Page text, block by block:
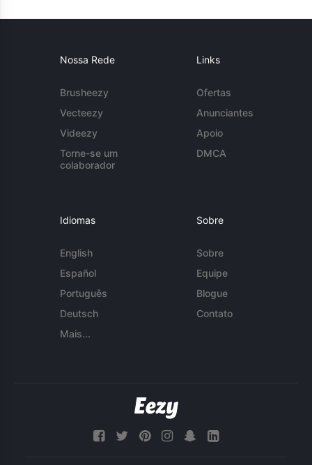
Nossa Rede
Brusheezy
Vecteezy
Videezy
Torne-se um
colaborador
Links
Ofertas
Anunciantes
Apoio
DMCA
Idiomas
English
Español
Português
Deutsch
Mais...
Sobre
Sobre
Equipe
Blogue
Contato